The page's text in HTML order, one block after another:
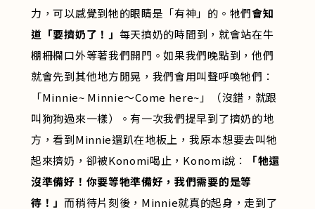
力，可以感覺到牠的眼睛是「有神」的。牠們會知
道「要擠奶了！」 每天擠奶的時間到，就會站在牛
棚柵欄口外等著我們開門。如果我們晚點到，他們
就會先到其他地方閒晃，我們會用叫聲呼喚牠們：
「Minnie~ Minnie～Come here~」（沒錯，就跟
叫狗狗過來一樣）。有一次我們提早到了擠奶的地
方，看到Minnie還趴在地板上，我原本想要去叫牠
起來擠奶，卻被Konomi喝止，Konomi說：
「牠還
沒準備好！你要等牠準備好，我們需要的是等
待！」而稍待片刻後，Minnie就真的起身，走到了